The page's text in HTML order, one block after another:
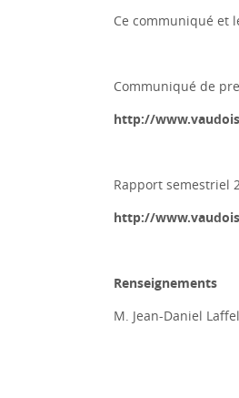
Ce communiqué et
Communiqué de
http://
Rapport semestriel
http://
Renseignements
M. Jean-Daniel